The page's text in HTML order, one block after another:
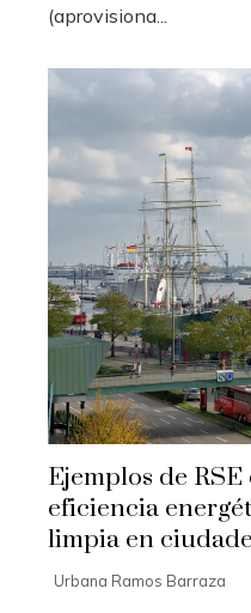
(aprovisiona...
Ejemplos de
eficiencia
limpia en
Urbana Ramos Barraza